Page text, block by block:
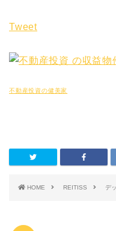
Tweet
不動産投資の健美家
HOME REITISS デ